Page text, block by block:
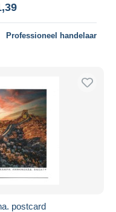
Professioneel handelaar
postcard